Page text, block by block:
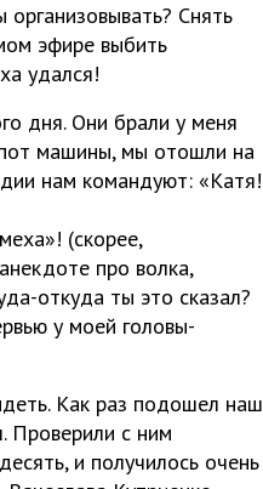
Снять
эфире выбить
удался!
дня. Они брали у меня
машины, мы отошли на
нам командуют: «Катя!
(скорее,
про волка,
откуда ты это сказал?
у моей головы-
Как раз подошел наш
Проверили с ним
и получилось очень